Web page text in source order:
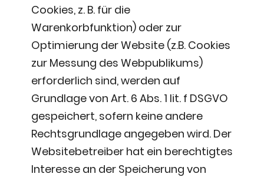
Cookies, z. B. für die
Warenkorbfunktion) oder zur
Optimierung der Website (z.B. Cookies
zur Messung des Webpublikums)
erforderlich sind, werden auf
Grundlage von Art. 6 Abs. 1 lit. f DSGVO
gespeichert, sofern keine andere
Rechtsgrundlage angegeben wird. Der
Websitebetreiber hat ein berechtigtes
Interesse an der Speicherung von